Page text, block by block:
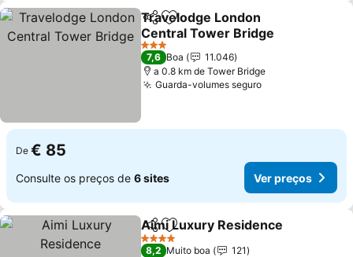
PartilharAdicionar aos favoritos
Travelodge London
Central Tower Bridge
Ver preços
3 Estrelas
7,6 Boa
11.046
a 0.8 km de Tower Bridge
Guarda-volumes seguroVer preços
De € 85
Consulte os preços de 6 sites Ver preços
PartilharAdicionar aos favoritos
Aimi Luxury Residence
4 Estrelas
8,2 Muito boa
121